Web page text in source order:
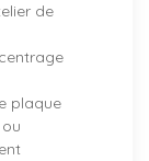
de
plaque